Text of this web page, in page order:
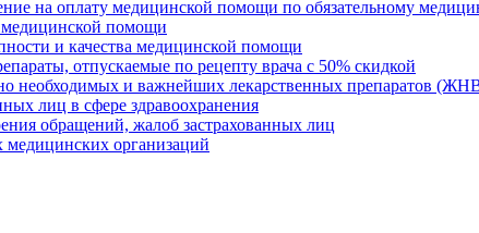
на оплату медицинской помощи по обязательному
медицинской помощи
и качества медицинской помощи
отпускаемые по рецепту врача с 50% скидкой
необходимых и важнейших лекарственных препаратов
лиц в сфере здравоохранения
обращений, жалоб застрахованных лиц
медицинских организаций